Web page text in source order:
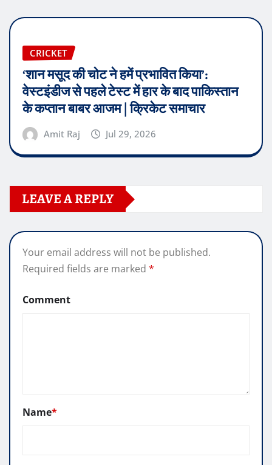
CRICKET
‘शान मसूद की चोट ने हमें प्रभावित किया’:
वेस्टइंडीज से पहले टेस्ट में हार के बाद पाकिस्तान
के कप्तान बाबर आजम | क्रिकेट समाचार
Amit Raj Jul 29, 2026
LEAVE A REPLY
Your email address will not be published.
Required fields are marked *
Comment
Name*